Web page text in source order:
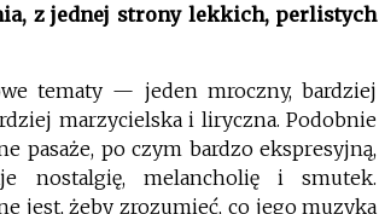
z jednej strony lekkich, perlistych
tematy — jeden mroczny, bardziej
marzycielska i liryczna. Podobnie
pasaże, po czym bardzo ekspresyjną,
nostalgię, melancholię i smutek.
jest, żeby zrozumieć, co jego muzyka